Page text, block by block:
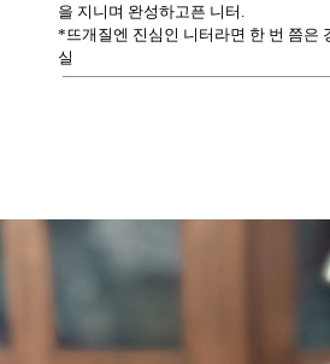
을 지니며 완성하고픈 니터.
*뜨개질엔 진심인 니터라면 한 번 쯤은
실